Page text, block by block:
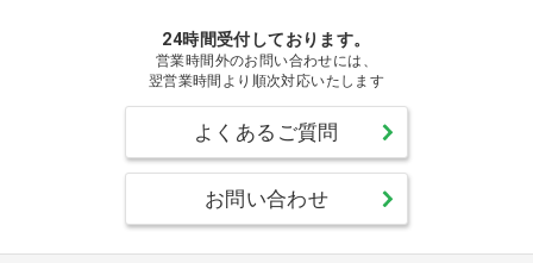
24時間受付しております。
営業時間外のお問い合わせには、
翌営業時間より順次対応いたします
よくあるご質問
お問い合わせ